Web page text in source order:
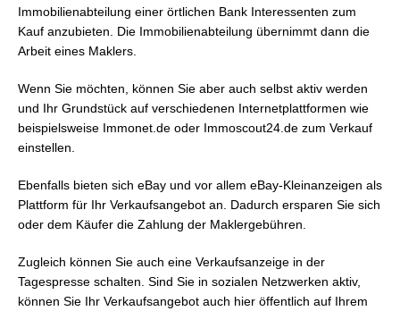
Immobilienabteilung einer örtlichen Bank Interessenten zum
Kauf anzubieten. Die Immobilienabteilung übernimmt dann die
Arbeit eines Maklers.
Wenn Sie möchten, können Sie aber auch selbst aktiv werden
und Ihr Grundstück auf verschiedenen Internetplattformen wie
beispielsweise Immonet.de oder Immoscout24.de zum Verkauf
einstellen.
Ebenfalls bieten sich eBay und vor allem eBay-Kleinanzeigen als
Plattform für Ihr Verkaufsangebot an. Dadurch ersparen Sie sich
oder dem Käufer die Zahlung der Maklergebühren.
Zugleich können Sie auch eine Verkaufsanzeige in der
Tagespresse schalten. Sind Sie in sozialen Netzwerken aktiv,
können Sie Ihr Verkaufsangebot auch hier öffentlich auf Ihrem